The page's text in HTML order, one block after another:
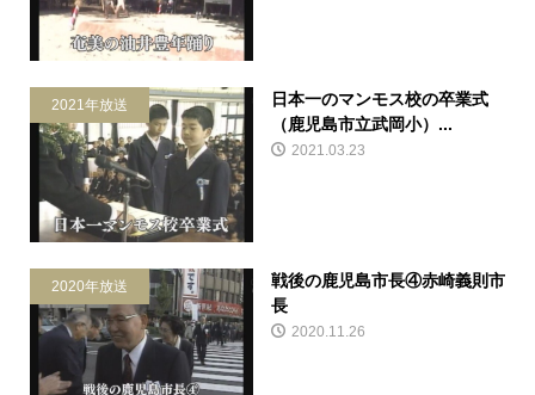
2021年放送
日本一のマンモス校の卒業式
（鹿児島市立武岡小）...
2021.03.23
2020年放送
戦後の鹿児島市長④赤崎義則市
長
2020.11.26